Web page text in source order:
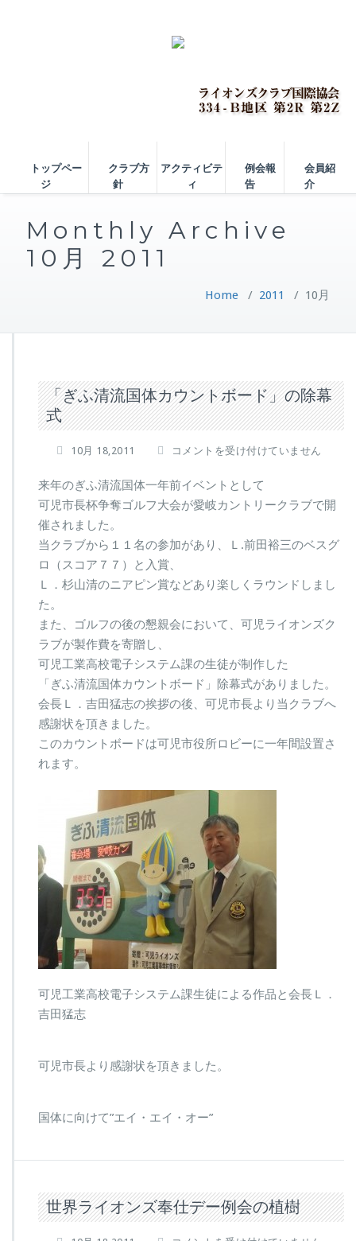
トップペー
ジ
クラブ方
針
アクティビテ
ィ
例会報
告
会員紹
介
Monthly Archive
10月 2011
Home / 2011 / 10月
「ぎふ清流国体カウントボード」の除幕
式
10月 18,2011
「ぎ
清
流
国
カ
ン
ト
ー
の
除
幕
式
コメントを受け付けていません
来年のぎふ清流国体一年前イベントとして
可児市長杯争奪ゴルフ大会が愛岐カントリークラブで開
催されました。
当クラブから１１名の参加があり、Ｌ.前田裕三のベスグ
ロ（スコア７７）と入賞、
Ｌ．杉山清のニアピン賞などあり楽しくラウンドしまし
た。
また、ゴルフの後の懇親会において、可児ライオンズク
ラブが製作費を寄贈し、
可児工業高校電子システム課の生徒が制作した
「ぎふ清流国体カウントボード」除幕式がありました。
会長Ｌ．吉田猛志の挨拶の後、可児市長より当クラブへ
感謝状を頂きました。
このカウントボードは可児市役所ロビーに一年間設置さ
れます。
可児工業高校電子システム課生徒による作品と会長Ｌ．
吉田猛志
可児市長より感謝状を頂きました。
国体に向けて”エイ・エイ・オー”
世界ライオンズ奉仕デー例会の植樹